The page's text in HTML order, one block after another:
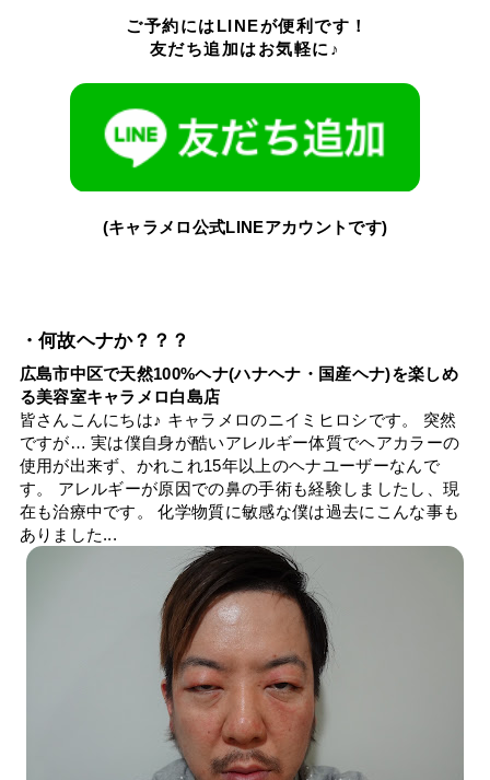
ご予約にはLINEが便利です！
友だち追加はお気軽に♪
(キャラメロ公式LINEアカウントです)
・何故ヘナか？？？
広島市中区で天然100%ヘナ(ハナヘナ・国産ヘナ)を楽しめ
る美容室キャラメロ白島店
皆さんこんにちは♪ キャラメロのニイミヒロシです。 突然
ですが… 実は僕自身が酷いアレルギー体質でヘアカラーの
使用が出来ず、かれこれ15年以上のヘナユーザーなんで
す。 アレルギーが原因での鼻の手術も経験しましたし、現
在も治療中です。 化学物質に敏感な僕は過去にこんな事も
ありました...